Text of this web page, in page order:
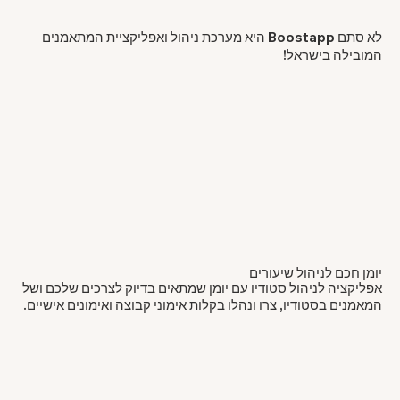
אפליקציה לניהול סטודיו עם יומן שמתאים בדיוק לצרכים שלכם ושל
המאמנים בסטודיו, צרו ונהלו בקלות אימוני קבוצה ואימונים אישיים.
יומן חכם לניהול שיעורים
לא סתם Boostapp היא מערכת ניהול ואפליקציית המתאמנים
המובילה בישראל!